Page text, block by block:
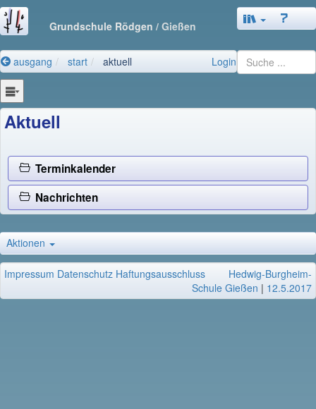
Grundschule Rödgen / Gießen
ausgang start aktuell Login
Aktuell
Terminkalender
Nachrichten
Aktionen
Impressum Datenschutz Haftungsausschluss
Hedwig-Burgheim-
Schule Gießen | 12.5.2017